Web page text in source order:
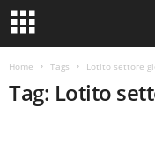
Home Tags Lotito settore
Tag: Lotito